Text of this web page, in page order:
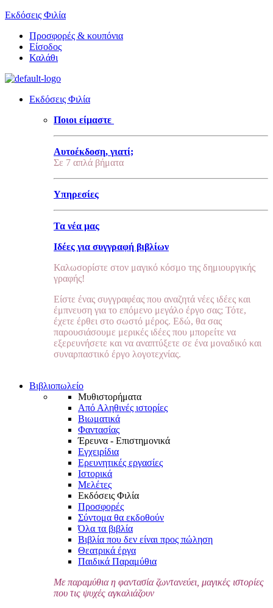
Εκδόσεις Φιλία
Προσφορές & κουπόνια
Είσοδος
Καλάθι
Εκδόσεις Φιλία
Ποιοι είμαστε
Αυτοέκδοση, γιατί;
Σε 7 απλά βήματα
Υπηρεσίες
Τα νέα μας
Ιδέες για συγγραφή βιβλίων
Καλωσορίστε στον μαγικό κόσμο της δημιουργικής
γραφής!
Είστε ένας συγγραφέας που αναζητά νέες ιδέες και
έμπνευση για το επόμενο μεγάλο έργο σας; Τότε,
έχετε έρθει στο σωστό μέρος. Εδώ, θα σας
παρουσιάσουμε μερικές ιδέες που μπορείτε να
εξερευνήσετε και να αναπτύξετε σε ένα μοναδικό και
συναρπαστικό έργο λογοτεχνίας.
Βιβλιοπωλείο
Μυθιστορήματα
Από Αληθινές ιστορίες
Βιωματικά
Φαντασίας
Έρευνα - Επιστημονικά
Εγχειρίδια
Ερευνητικές εργασίες
Ιστορικά
Μελέτες
Εκδόσεις Φιλία
Προσφορές
Σύντομα θα εκδοθούν
Όλα τα βιβλία
Βιβλία που δεν είναι προς πώληση
Θεατρικά έργα
Παιδικά Παραμύθια
Με παραμύθια η φαντασία ζωντανεύει, μαγικές ιστορίες
που τις ψυχές αγκαλιάζουν